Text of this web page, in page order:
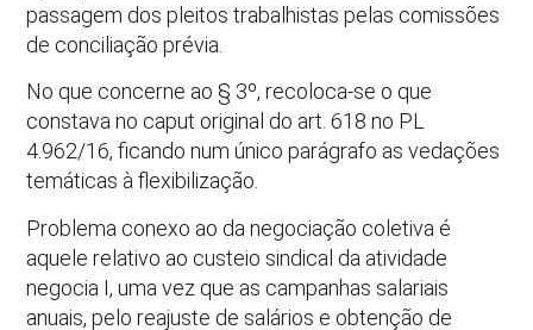
passagem dos pleitos trabalhistas pelas comissões
de conciliação prévia.
No que concerne ao § 3º, recoloca-se o que
constava no caput original do art. 618 no PL
4.962/16, ficando num único parágrafo as vedações
temáticas à flexibilização.
Problema conexo ao da negociação coletiva é
aquele relativo ao custeio sindical da atividade
negocia I, uma vez que as campanhas salariais
anuais, pelo reajuste de salários e obtenção de